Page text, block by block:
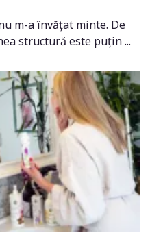
m-a învățat minte. De
structură este puțin ...